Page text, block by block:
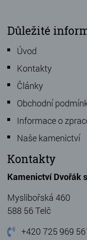
Důležité
Úvod
Kontakty
Články
Obchodní
Informace o
Naše kamenictví
Kontakty
Kamenictví Dvořák
Myslibořská 460
588 56 Telč
+420 725 969